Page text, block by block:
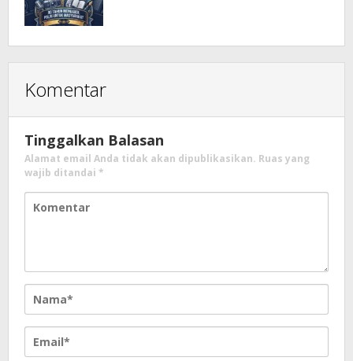
Komentar
Tinggalkan Balasan
Alamat email Anda tidak akan dipublikasikan. Ruas yang
wajib ditandai *